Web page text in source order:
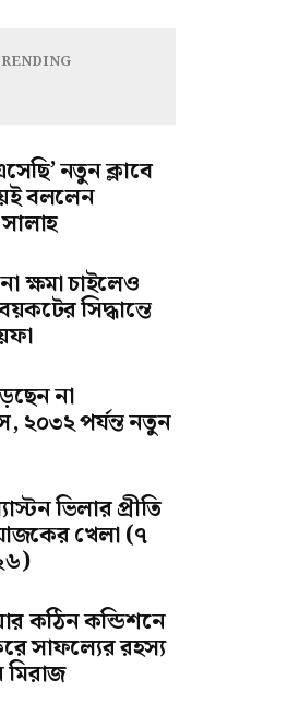
নতুন ক্লাবে
বললেন
ক্ষমা চাইলেও
সিদ্ধান্তে
না
২০৩২ পর্যন্ত নতুন
ভিলার প্রীতি
খেলা (৭
কঠিন কন্ডিশনে
সাফল্যের রহস্য